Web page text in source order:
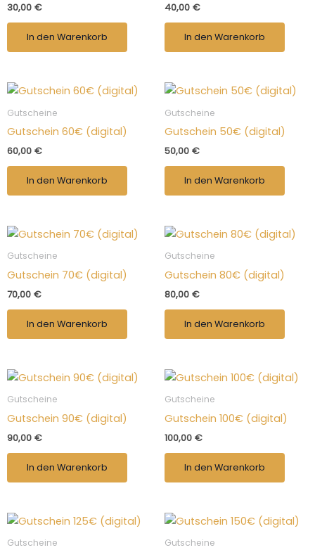
30,00 €
In den Warenkorb
40,00 €
In den Warenkorb
Gutscheine
Gutschein 60€ (digital)
60,00 €
In den Warenkorb
Gutscheine
Gutschein 50€ (digital)
50,00 €
In den Warenkorb
Gutscheine
Gutschein 70€ (digital)
70,00 €
In den Warenkorb
Gutscheine
Gutschein 80€ (digital)
80,00 €
In den Warenkorb
Gutscheine
Gutschein 90€ (digital)
90,00 €
In den Warenkorb
Gutscheine
Gutschein 100€ (digital)
100,00 €
In den Warenkorb
Gutscheine Gutscheine